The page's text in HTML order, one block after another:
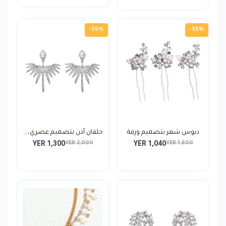
-35%
دبوس شعر بتصميم ورقة
يد...YER 1,600
YER 1,040
-35%
حلقان أذن بتصميم عصري،...
YER 2,000
YER 1,300